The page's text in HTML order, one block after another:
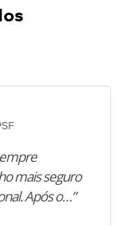
mais seguro
Após o…”